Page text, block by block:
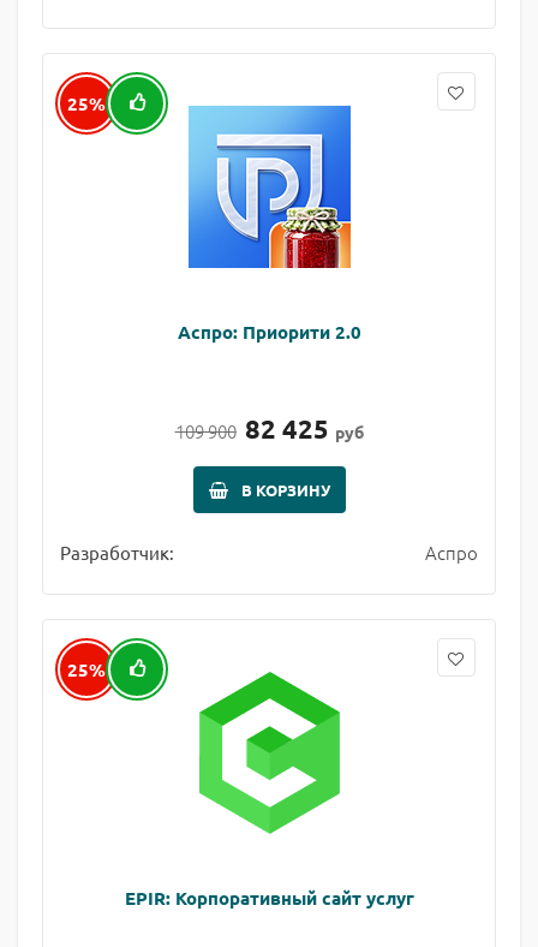
25%
Аспро: Приорити 2.0
109 900 82 425 руб
В КОРЗИНУ
Разработчик: Аспро
25%
EPIR: Корпоративный сайт услуг